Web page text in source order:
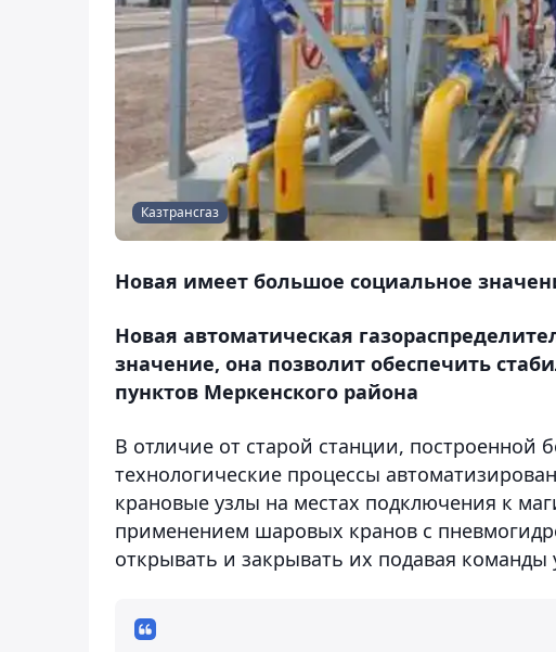
Казтрансгаз
Новая имеет большое социальное
Новая автоматическая
значение, она позволит обеспечить
пунктов Меркенского района
В отличие от старой станции, построенной
технологические процессы
крановые узлы на местах подключения к
применением шаровых кранов с
открывать и закрывать их подавая команды